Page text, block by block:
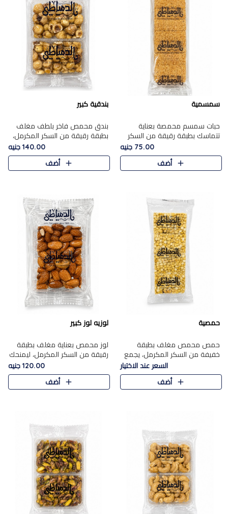
سمسمية
حبات سمسم محمصة بعناية
تتماسك بطبقة رقيقة من السكر
المكرمل، لتقدم طعم السمسم
المميز وقرمشتة التي ارتبطت ببهجة
المولد عبر الأجيال.
75.00 جنيه
أضف
بندقية كبير
بندق محمص فاخر بلطف مغلف
بطبقة رقيقة من السكر المكرمل،
يجمع بين النكهة الغنية ناتي
والقرمشة الراقية المرضية في
حلوى شرقية أنيقه بطابع مميز.
140.00 جنيه
أضف
حمصية
حمص محمص مغلف بطبقة
خفيفة من السكر المكرمل، يجمع
بين القرمشة المميزة والطعم
الشرقي الأصيل في واحدة من أشهر
حلويات الموسم.
السعر عند الاختيار
أضف
لوزيه لوز كبير
لوز محمص بعناية مغلف بطبقة
رقيقة من السكر المكرمل، ليمنحك
قرمشة راقية ونكهة غنية تبرز
فخامة اللوز في كل قطعة.
120.00 جنيه
أضف